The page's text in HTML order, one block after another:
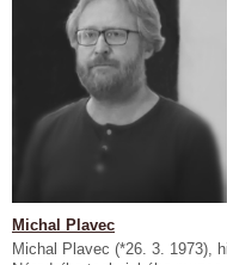
Michal Plavec
Michal Plavec (*26. 3. 1973),